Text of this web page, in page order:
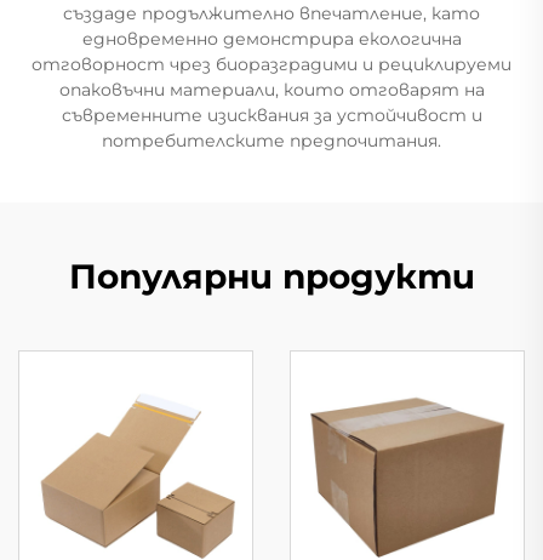
създаде продължително впечатление, като
едновременно демонстрира екологична
отговорност чрез биоразградими и рециклируеми
опаковъчни материали, които отговарят на
съвременните изисквания за устойчивост и
потребителските предпочитания.
Популярни продукти